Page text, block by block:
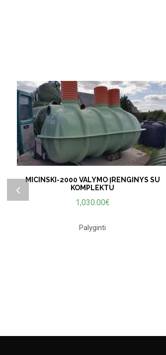
MICINSKI-2000 VALYMO ĮRENGINYS SU
KOMPLEKTU
1,030.00€
Palyginti